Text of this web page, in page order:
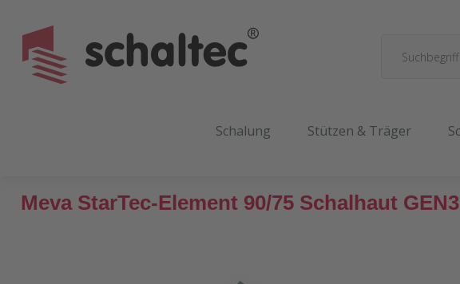
Schalung Stützen & Träger
Meva StarTec-Element 90/75 Schalhaut GEN3